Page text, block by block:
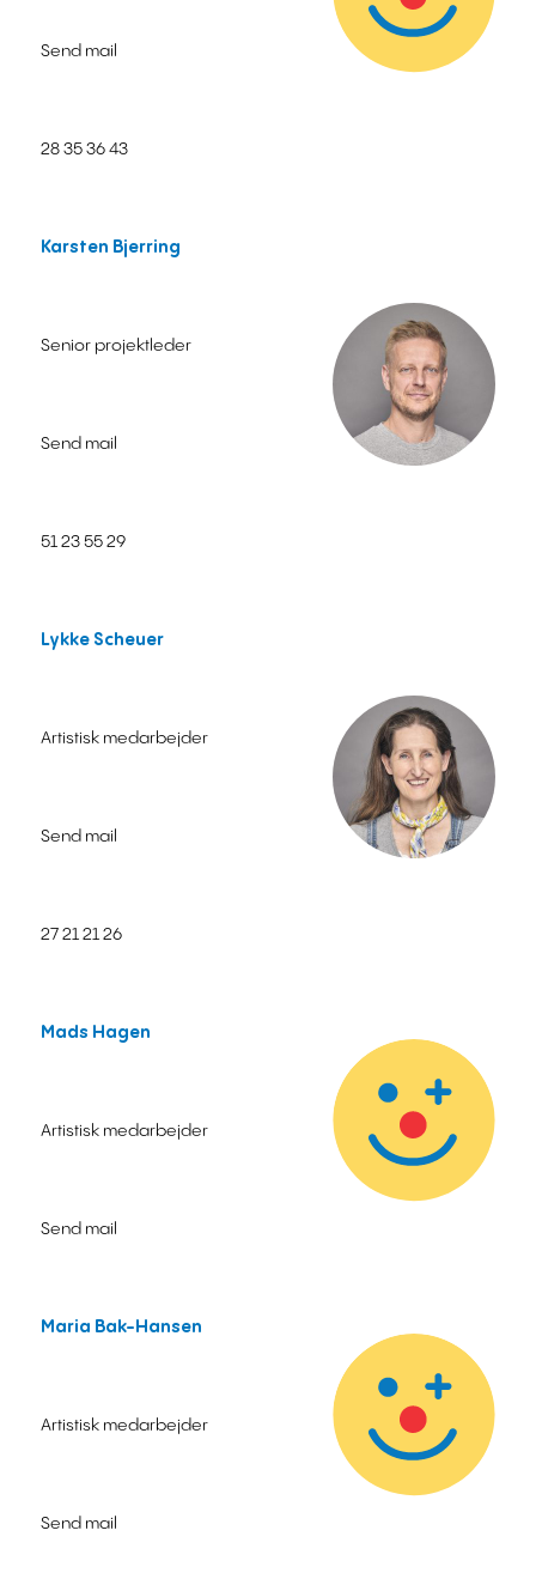
Send mail
28 35 36 43
Karsten Bjerring
Senior projektleder
Send mail
51 23 55 29
Lykke Scheuer
Artistisk medarbejder
Send mail
27 21 21 26
Mads Hagen
Artistisk medarbejder
Send mail
Maria Bak-Hansen
Artistisk medarbejder
Send mail